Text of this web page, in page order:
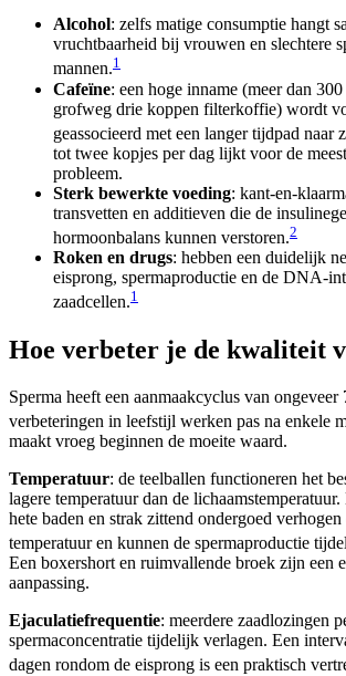
Alcohol: zelfs matige consumptie hangt
vruchtbaarheid bij vrouwen en slechtere
mannen.1
Cafeïne: een hoge inname (meer dan
grofweg drie koppen filterkoffie) wordt
geassocieerd met een langer tijdpad naar
tot twee kopjes per dag lijkt voor de
probleem.
Sterk bewerkte voeding: kant-en-
transvetten en additieven die de
hormoonbalans kunnen verstoren.2
Roken en drugs: hebben een duidelijk
eisprong, spermaproductie en de DNA-
zaadcellen.1
Hoe verbeter je de kwaliteit
Sperma heeft een aanmaakcyclus van
verbeteringen in leefstijl werken pas na enkele
maakt vroeg beginnen de moeite waard.
Temperatuur: de teelballen functioneren het
lagere temperatuur dan de lichaamstemperatuur.
hete baden en strak zittend ondergoed verhogen
temperatuur en kunnen de spermaproductie
Een boxershort en ruimvallende broek zijn een
aanpassing.
Ejaculatiefrequentie: meerdere zaadlozingen
spermaconcentratie tijdelijk verlagen. Een
dagen rondom de eisprong is een praktisch